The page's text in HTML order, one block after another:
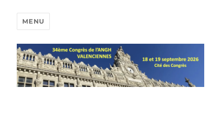
MENU